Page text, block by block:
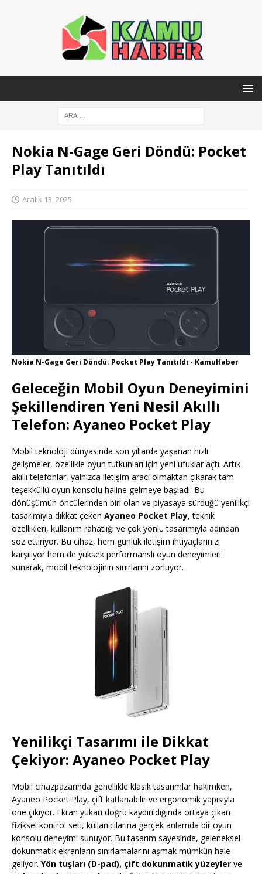
Nokia N-Gage Geri Döndü: Pocket
Play Tanıtıldı
Aralık 13, 2025
Nokia N-Gage Geri Döndü: Pocket Play Tanıtıldı - KamuHaber
Geleceğin Mobil Oyun Deneyimini
Şekillendiren Yeni Nesil Akıllı
Telefon: Ayaneo Pocket Play
Mobil teknoloji dünyasında son yıllarda yaşanan hızlı
gelişmeler, özellikle oyun tutkunları için yeni ufuklar açtı. Artık
akıllı telefonlar, yalnızca iletişim aracı olmaktan çıkarak tam
teşekküllü oyun konsolu haline gelmeye başladı. Bu
dönüşümün öncülerinden biri olan ve piyasaya sürdüğü yenilikçi
tasarımıyla dikkat çeken Ayaneo Pocket Play, teknik
özellikleri, kullanım rahatlığı ve çok yönlü tasarımıyla adından
söz ettiriyor. Bu cihaz, hem günlük iletişim ihtiyaçlarınızı
karşılıyor hem de yüksek performanslı oyun deneyimleri
sunarak, mobil teknolojinin sınırlarını zorluyor.
Yenilikçi Tasarımı ile Dikkat
Çekiyor: Ayaneo Pocket Play
Mobil cihazpazarında genellikle klasik tasarımlar hakimken,
Ayaneo Pocket Play, çift katlanabilir ve ergonomik yapısıyla
öne çıkıyor. Ekran yukarı doğru kaydırıldığında ortaya çıkan
fiziksel kontrol seti, kullanıcılarına gerçek anlamda bir oyun
konsolu deneyimi sunuyor. Bu tasarım sayesinde, geleneksel
dokunmatik ekranların sınırlamalarını aşmak mümkün hale
geliyor. Yön tuşları (D-pad), çift dokunmatik yüzeyler ve